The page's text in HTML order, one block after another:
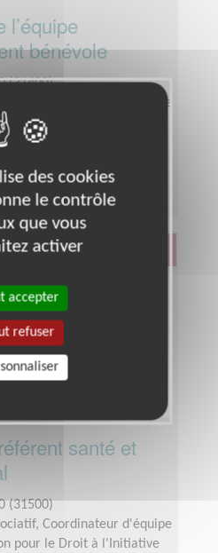
l’équipe
bénévole
(31400)
Coordinateur d'équipe
Humanisme SUD-GARONNE
:
disponibilités. Emploi du
réalisable à distance
Éducation & Formation
santé et
(31500)
Coordinateur d'équipe
pour le Droit à l'Initiative
des cookies
le contrôle
que vous
activer
accepter
refuser